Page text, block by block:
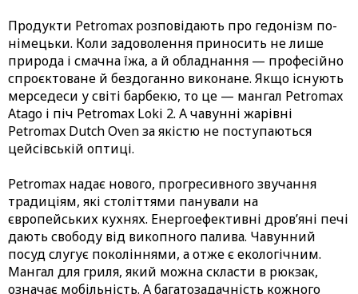
Продукти Petromax розповідають про гедонізм по-
німецьки. Коли задоволення приносить не лише
природа і смачна їжа, а й обладнання — професійно
спроєктоване й бездоганно виконане. Якщо існують
мерседеси у світі барбекю, то це — мангал Petromax
Atago і піч Petromax Loki 2. А чавунні жарівні
Petromax Dutch Oven за якістю не поступаються
цейсівській оптиці.
Petromax надає нового, прогресивного звучання
традиціям, які століттями панували на
європейських кухнях. Енергоефективні дров’яні печі
дають свободу від викопного палива. Чавунний
посуд слугує поколіннями, а отже є екологічним.
Мангал для гриля, який можна скласти в рюкзак,
означає мобільність. А багатозадачність кожного